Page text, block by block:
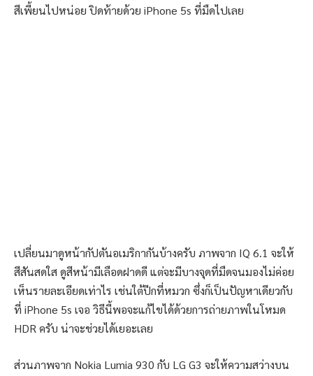
สีเพี้ยนไปหน่อย ปิดท้ายด้วย iPhone 5s ที่มืดไปเลย
เปลี่ยนมาดูหน้ากัปตันอเมริกากันบ้างครับ ภาพจาก IQ 6.1 จะให้
สีสันสดใส ดูสีหน้ามีเลือดฝาดดี แต่จะมีบางจุดที่มืดจนมองไม่ค่อย
เห็นรายละเอียดเท่าไร เช่นใต้ปีกที่หมวก ซึ่งก็เป็นปัญหาเดียวกับ
ที่ iPhone 5s เจอ วิธีนี้พอจะแก้ไขได้ด้วยการถ่ายภาพในโหมด
HDR ครับ น่าจะช่วยได้เยอะเลย
ส่วนภาพจาก Nokia Lumia 930 กับ LG G3 จะให้ความสว่างบน